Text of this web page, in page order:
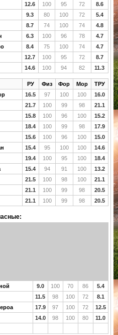
12.6 100 95 72
8.6
9.3 80 100 72
5.4
8.7 74 100 74
4.8
6.3 100 96 78
4.7
8.4 75 100 74
4.7
12.7 100 95 72
8.7
14.6 100 94 82 11.3
РУ Физ Фор Мор
ТРУ
16.5 97 100 100
16.0
21.7 100 99 98
21.1
15.8 100 96 100
15.2
18.4 100 99 98
17.9
15.6 100 96 100
15.0
15.4 95 100 100
14.6
19.4 100 95 100
18.4
15.4 94 91 100
13.2
21.5 100 98 100
21.1
21.1 100 99 98
20.5
21.1 100 99 98 20.5
9.0 100 70 86
5.4
11.5 98 100 72
8.1
17.9 97 100 72
12.5
14.0 98 100 80 11.0